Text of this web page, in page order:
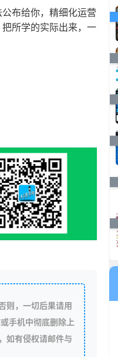
布给你，精细化运营
所学的实际出来，一
则，一切后果请用
手机中彻底删除上
如有侵权请邮件与